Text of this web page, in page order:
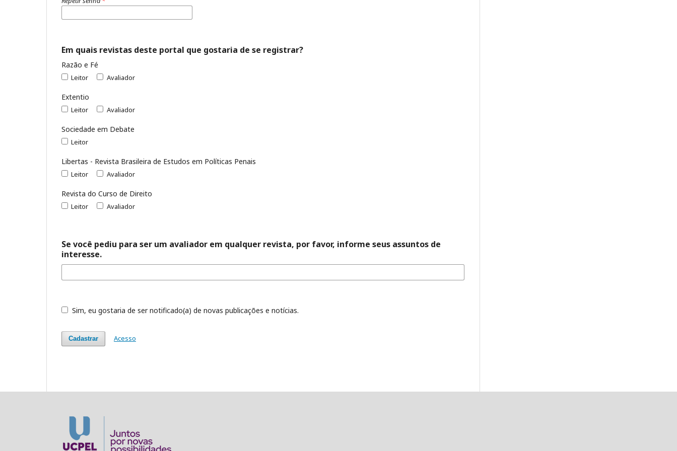
Em quais revistas deste portal que gostaria de se registrar?
Razão e Fé
Leitor Avaliador
Extentio
Leitor Avaliador
Sociedade em Debate
Leitor
Libertas - Revista Brasileira de Estudos em Políticas Penais
Leitor Avaliador
Revista do Curso de Direito
Leitor Avaliador
Se você pediu para ser um avaliador em qualquer revista, por favor, informe seus assuntos de
interesse.
Sim, eu gostaria de ser notificado(a) de novas publicações e notícias.
Cadastrar Acesso